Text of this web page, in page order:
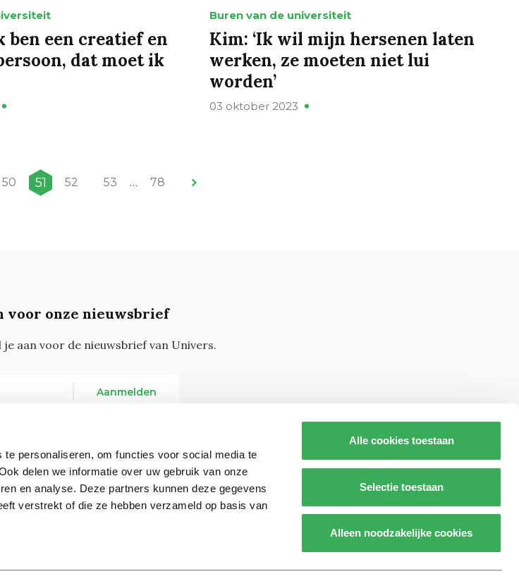
personaliseren, om functies voor social media te
delen we informatie over uw gebruik van onze
en analyse. Deze partners kunnen deze gegevens
verstrekt of die ze hebben verzameld op basis van
Alle cookies toestaan
Selectie toestaan
Alleen noodzakelijke cookies
ben een creatief en
dat moet ik
Buren van de universiteit
Kim: ‘Ik wil mijn hersenen laten
werken, ze moeten niet lui
worden’
03 oktober 2023
50 51 52 53 … 78
voor onze nieuwsbrief
aan voor de nieuwsbrief van Univers.
Aanmelden
of tips?Neem contact met ons op